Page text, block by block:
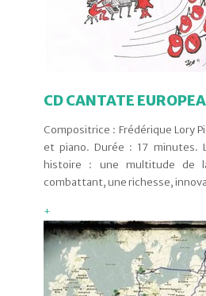
CD CANTATE EUROPEA
Compositrice : Frédérique Lory
et piano. Durée : 17 minutes.
histoire : une multitude de
combattant, une richesse,
+